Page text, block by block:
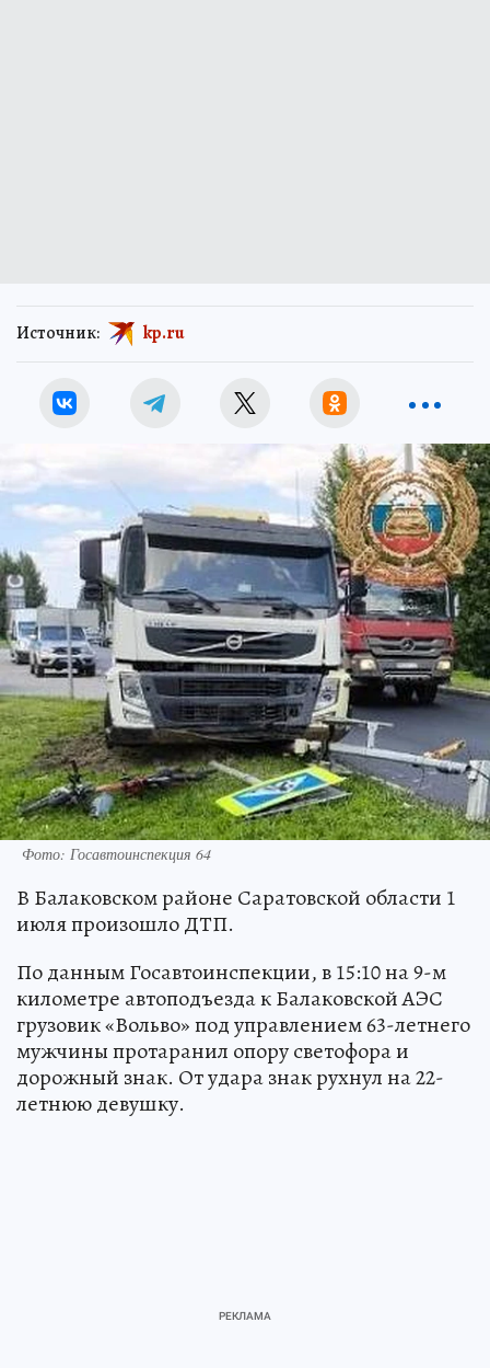
Источник: kp.ru
Фото: Госавтоинспекция 64
В Балаковском районе Саратовской области 1
июля произошло ДТП.
По данным Госавтоинспекции, в 15:10 на 9-м
километре автоподъезда к Балаковской АЭС
грузовик «Вольво» под управлением 63-летнего
мужчины протаранил опору светофора и
дорожный знак. От удара знак рухнул на 22-
летнюю девушку.